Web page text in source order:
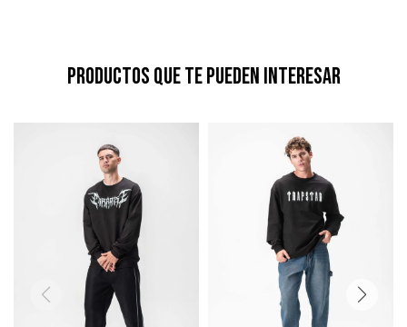
Productos que te pueden interesar